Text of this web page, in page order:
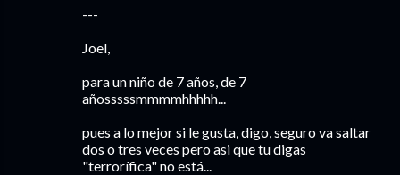
---
Joel,
para un niño de 7 años, de 7
añosssssmmmmhhhhh...
pues a lo mejor si le gusta, digo, seguro va saltar
dos o tres veces pero asi que tu digas
"terrorífica" no está...